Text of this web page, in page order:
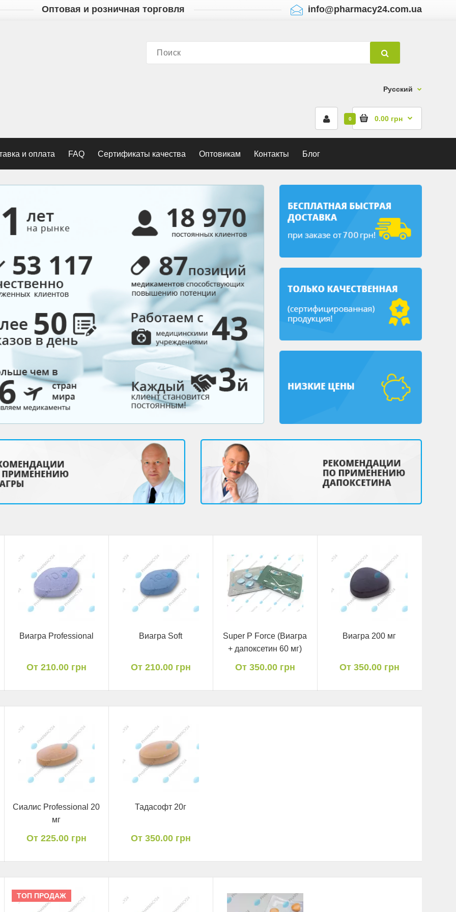
Оптовая и розничная торговля info@pharmacy24.com.ua
Русский
0 0.00 грн
и оплата FAQ Сертификаты качества Оптовикам Контакты Блог
Виагра Professional
От 210.00 грн
Виагра Soft
От 210.00 грн
Super P Force (Виагра
+ дапоксетин 60 мг)
От 350.00 грн
Виагра 200 мг
От 350.00 грн
Сиалис Professional 20
мг
От 225.00 грн
Тадасофт 20г
От 350.00 грн
ТОП ПРОДАЖ